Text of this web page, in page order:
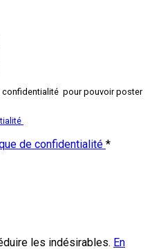
pour pouvoir poster
de confidentialité *
les indésirables. En